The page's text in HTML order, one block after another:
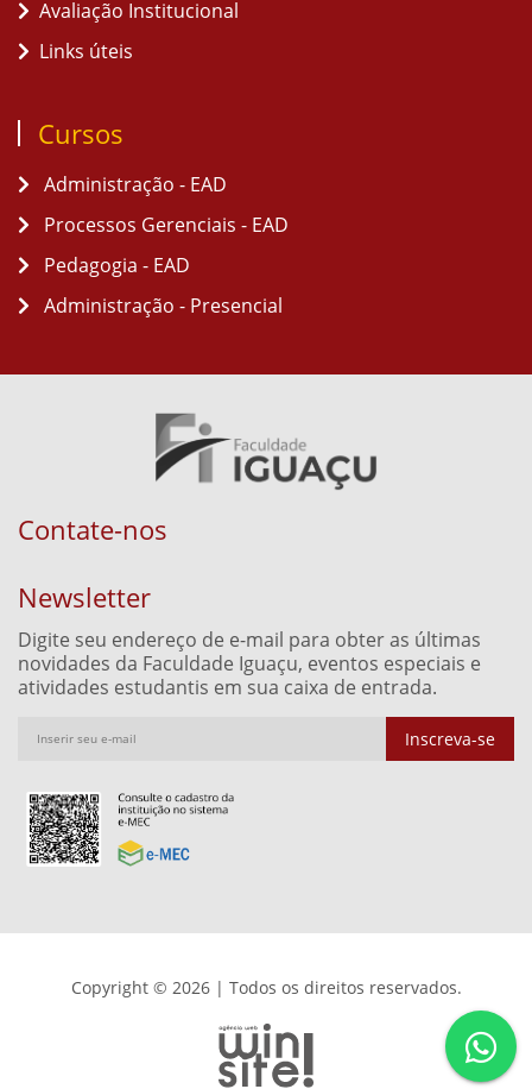
Avaliação Institucional
Links úteis
Cursos
Administração - EAD
Processos Gerenciais - EAD
Pedagogia - EAD
Administração - Presencial
Contate-nos
Newsletter
Digite seu endereço de e-mail para obter as últimas
novidades da Faculdade Iguaçu, eventos especiais e
atividades estudantis em sua caixa de entrada.
Inscreva-se
Copyright © 2026 | Todos os direitos reservados.